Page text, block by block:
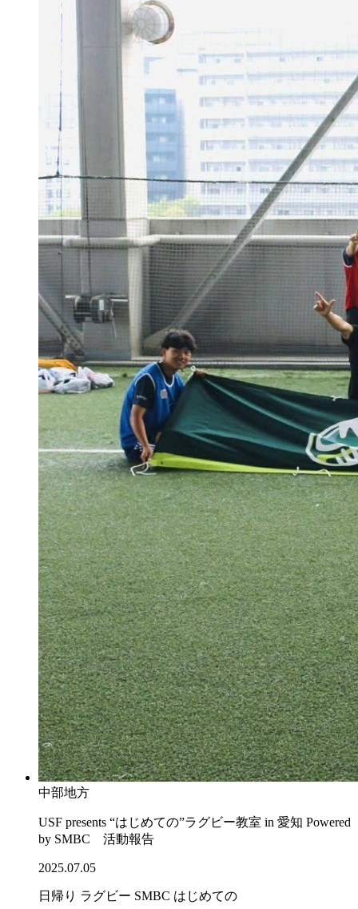
中部地方
USF presents “はじめての”ラグビー教室 in 愛知 Powered
by SMBC 活動報告
2025.07.05
日帰り ラグビー SMBC はじめての